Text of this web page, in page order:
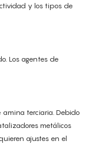
y los tipos de
Los agentes de
terciaria. Debido
metálicos
ajustes en el